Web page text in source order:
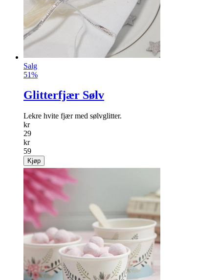
Salg
51%
Glitterfjær Sølv
Lekre hvite fjær med sølvglitter.
kr
29
kr
59
Kjøp